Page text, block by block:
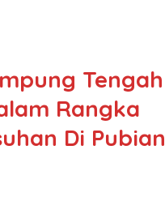
Tengah
Rangka
Di Pubian